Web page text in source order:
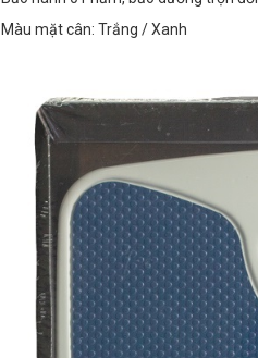
Màu mặt cân: Trắng / Xanh